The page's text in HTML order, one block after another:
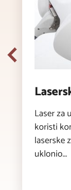
Laser za
koristi
laserske
uklonio...